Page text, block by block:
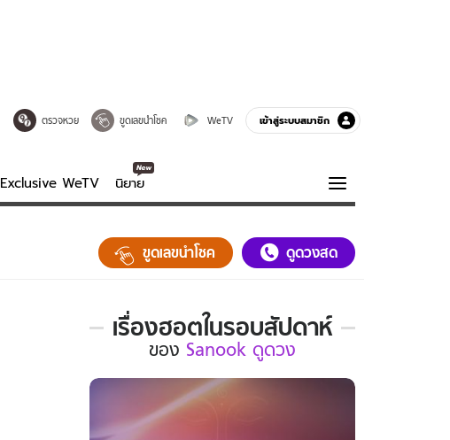
ตรวจหวย ขูดเลขนำโชค WeTV เข้าสู่ระบบสมาชิก
Exclusive WeTV นิยาย
ความรู้รอบตัว
ฮาวทู
ขูดเลขนำโชค ดูดวงสด
เรื่องฮอตในรอบสัปดาห์
เรื่อง
ใน
รอบ
ของ
ของ Sanook ดูดวง